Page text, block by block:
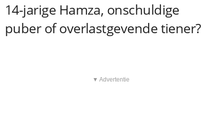
14-jarige Hamza, onschuldige
puber of overlastgevende tiener?
▼ Advertentie